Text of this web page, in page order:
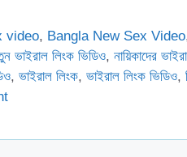
video, Bangla New Sex Video
ভাইরাল লিংক ভিডিও, নায়িকাদের
, ভাইরাল লিংক, ভাইরাল লিংক ভিডিও,